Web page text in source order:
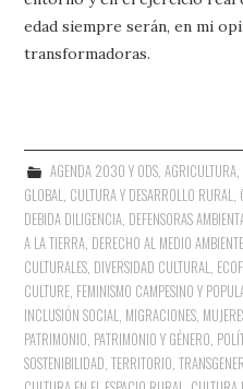
edad siempre serán, en mi
transformadoras.
AGENDA 2030 Y ODS, AGRICULTURA,
GLOBAL CULTURA Y DESARROLLO RURAL
DEBIDA DILIGENCIA DEFENSORAS
A LA TIERRA DERECHO AL MEDIO AMBIENTE
CULTURALES DIVERSIDAD CULTURAL
CULTURE FEMINISMO CAMPESINO Y
INCLUSIÓN SOCIAL MIGRACIONES
PATRIMONIO PATRIMONIO Y GÉNERO
SOSTENIBILIDAD ,TERRITORIO ,